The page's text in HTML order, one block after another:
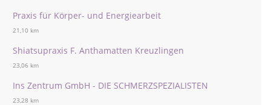
Praxis für Körper- und Energiearbeit
21,10 km
Shiatsupraxis F. Anthamatten Kreuzlingen
23,06 km
Ins Zentrum GmbH - DIE SCHMERZSPEZIALISTEN
23,28 km